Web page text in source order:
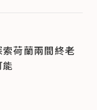
索荷蘭兩間終老